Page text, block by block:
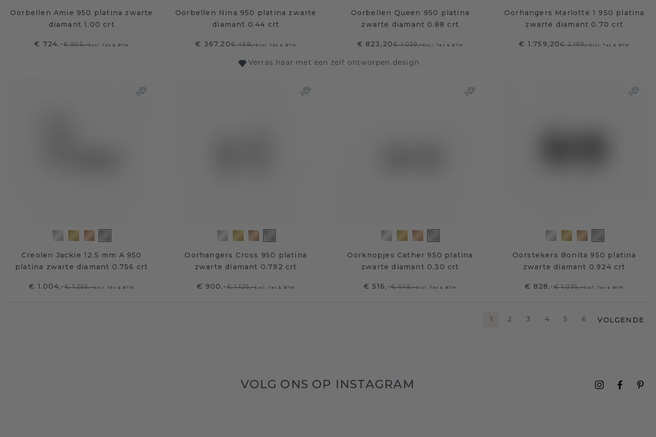
Oorbellen Amie 950 platina zwarte
diamant 1.00 crt
€ 724,-€ 905,-Excl. Tax & BTW
Oorbellen Nina 950 platina zwarte
diamant 0.44 crt
€ 367,20€ 459,-Excl. Tax & BTW
Oorbellen Queen 950 platina
zwarte diamant 0.88 crt
€ 823,20€ 1.029,-Excl. Tax & BTW
Oorhangers Marlotte 1 950 platina
zwarte diamant 0.70 crt
€ 1.759,20€ 2.199,-Excl. Tax & BTW
Verras haar met een zelf ontworpen design
Creolen Jackie 12.5 mm A 950
platina zwarte diamant 0.756 crt
€ 1.004,-€ 1.255,-Excl. Tax & BTW
Oorhangers Cross 950 platina
zwarte diamant 0.792 crt
€ 900,-€ 1.125,-Excl. Tax & BTW
Oorknopjes Cather 950 platina
zwarte diamant 0.30 crt
€ 516,-€ 645,-Excl. Tax & BTW
Oorstekers Bonita 950 platina
zwarte diamant 0.924 crt
€ 828,-€ 1.035,-Excl. Tax & BTW
1 2 3 4 5 6 VOLGENDE
VOLG ONS OP INSTAGRAM